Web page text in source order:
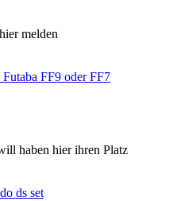
melden
Futaba FF9 oder FF7
haben hier ihren Platz
ds set